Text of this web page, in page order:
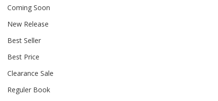
Coming Soon
New Release
Best Seller
Best Price
Clearance Sale
Reguler Book